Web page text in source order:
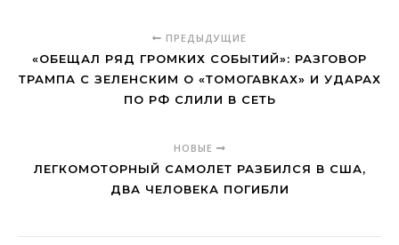
ПРЕДЫДУЩИЕ
«ОБЕЩАЛ РЯД ГРОМКИХ СОБЫТИЙ»: РАЗГОВОР
ТРАМПА С ЗЕЛЕНСКИМ О «ТОМОГАВКАХ» И УДАРАХ
ПО РФ СЛИЛИ В СЕТЬ
НОВЫЕ
ЛЕГКОМОТОРНЫЙ САМОЛЕТ РАЗБИЛСЯ В США,
ДВА ЧЕЛОВЕКА ПОГИБЛИ